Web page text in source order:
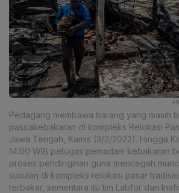
Pedagang membawa barang yang masih
pascakebakaran di kompleks Relokasi
Jawa Tengah, Kamis (3/2/2022). Hingga
14:00 WIB petugas pemadam kebakaran
proses pendinginan guna mencegah
susulan di kompleks relokasi pasar
terbakar, sementara itu tim Labfor dan